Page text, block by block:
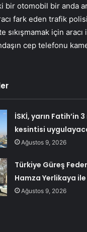
bir otomobil bir anda
fark eden trafik
sıkışmamak için aracı
cep telefonu
İSKİ, yarın Fatih’in
kesintisi
Ağustos 9, 2026
Türkiye Güreş
Hamza Yerlikaya
Ağustos 9, 2026